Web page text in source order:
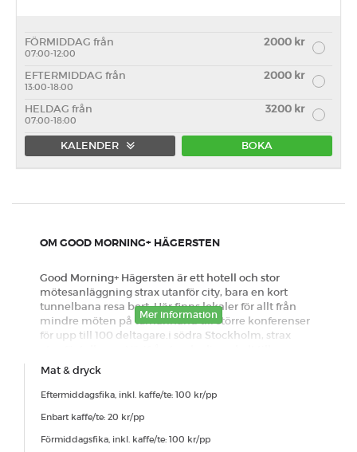
FÖRMIDDAG från 2000 kr
07:00-12:00
EFTERMIDDAG från 2000 kr
13:00-18:00
HELDAG från 3200 kr
07:00-18:00
KALENDER BOKA
OM GOOD MORNING+ HÄGERSTEN
Good Morning+ Hägersten är ett hotell och stor
mötesanläggning strax utanför city, bara en kort
tunnelbana resa bort. Här finns lokaler för allt från
mindre möten på tumanhand till större konferenser
för upp till 100 deltagare.i södra Stockholm, strax
Stockholmsmässan och kan erbjuda gratis parkering.
Standard avbokningspolicy
Mer information
Mat & dryck
Eftermiddagsfika, inkl. kaffe/te: 100 kr/pp
Enbart kaffe/te: 20 kr/pp
Förmiddagsfika, inkl. kaffe/te: 100 kr/pp